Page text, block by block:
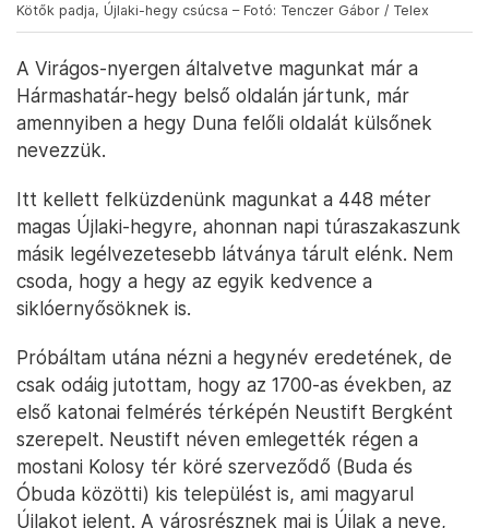
Kötők padja, Újlaki-hegy csúcsa – Fotó: Tenczer Gábor / Telex
A Virágos-nyergen általvetve magunkat már a
Hármashatár-hegy belső oldalán jártunk, már
amennyiben a hegy Duna felőli oldalát külsőnek
nevezzük.
Itt kellett felküzdenünk magunkat a 448 méter
magas Újlaki-hegyre, ahonnan napi túraszakaszunk
másik legélvezetesebb látványa tárult elénk. Nem
csoda, hogy a hegy az egyik kedvence a
siklóernyősöknek is.
Próbáltam utána nézni a hegynév eredetének, de
csak odáig jutottam, hogy az 1700-as években, az
első katonai felmérés térképén Neustift Bergként
szerepelt. Neustift néven emlegették régen a
mostani Kolosy tér köré szerveződő (Buda és
Óbuda közötti) kis települést is, ami magyarul
Újlakot jelent. A városrésznek mai is Újlak a neve,